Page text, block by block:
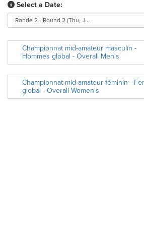
Select a Date:
Championnat mid-amateur masculin -
Hommes global - Overall Men's
Championnat mid-amateur féminin -
global - Overall Women's